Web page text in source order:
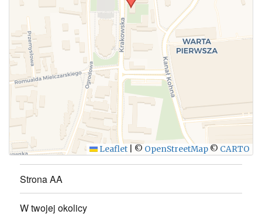
WYŚLIJ
Leaflet © OpenStreetMap © CARTO
Strona AA
W twojej okolicy